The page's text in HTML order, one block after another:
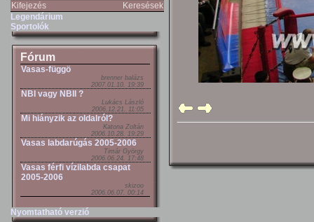
Kifejezés
Keresések
Legendárium
Sportolók
Fórum
Vasas-függö
brenner balázs
2007.01.10. 19:39
NBI vagy NBII ?
Lukács László
2006.12.21. 11:05
Mi hiányzik az oldalról?
Katona Zoltán
2006.10.28. 19:29
Vasas labdarúgás 2005-2006
Timár György
2006.06.24. 17:48
Vasas férfi vízilabda csapat
2005-2006
skizoo
2006.06.07. 00:14
Nyomtatható verzió